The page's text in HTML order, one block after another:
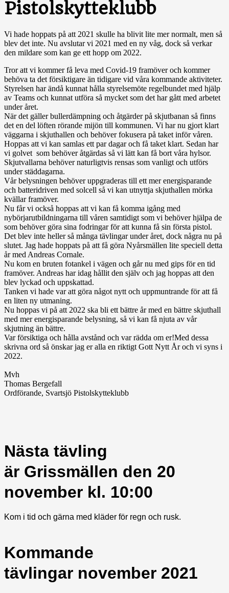
Pistolskytteklubb
Vi hade hoppats på att 2021 skulle ha blivit lite mer normalt, men så
blev det inte. Nu avslutar vi 2021 med en ny våg, dock så verkar
den mildare som kan ge ett hopp om 2022.
Tror att vi kommer få leva med Covid-19 framöver och kommer
behöva ta det försiktigare än tidigare vid våra kommande aktiviteter.
Styrelsen har ändå kunnat hålla styrelsemöte regelbundet med hjälp
av Teams och kunnat utföra så mycket som det har gått med arbetet
under året.
När det gäller bullerdämpning och åtgärder på skjutbanan så finns
det en del löften rörande mijön till kommunen. Vi har nu gjort klart
väggarna i skjuthallen och behöver fokusera på taket inför våren.
Hoppas att vi kan samlas ett par dagar och få taket klart. Sedan har
vi golvet som behöver åtgärdas så vi lätt kan få bort våra hylsor.
Skjutvallarna behöver naturligtvis rensas som vanligt och utförs
under städdagarna.
Vår belysningen behöver uppgraderas till ett mer energisparande
och batteridriven med solcell så vi kan utnyttja skjuthallen mörka
kvällar framöver.
Nu får vi också hoppas att vi kan få komma igång med
nybörjarutbildningarna till våren samtidigt som vi behöver hjälpa de
som behöver göra sina fodringar för att kunna få sin första pistol.
Det blev inte heller så många tävlingar under året, dock några nu på
slutet. Jag hade hoppats på att få göra Nyårsmällen lite speciell detta
år med Andreas Cornale.
Nu kom en bruten fotankel i vägen och går nu med gips för en tid
framöver. Andreas har idag hållit den själv och jag hoppas att den
blev lyckad och uppskattad.
Tanken vi hade var att göra något nytt och uppmuntrande för att få
en liten ny utmaning.
Nu hoppas vi på att 2022 ska bli ett bättre år med en bättre skjuthall
med mer energisparande belysning, så vi kan få njuta av vår
skjutning än bättre.
Var försiktiga och hålla avstånd och var rädda om er!Med dessa
skrivna ord så önskar jag er alla en riktigt Gott Nytt År och vi syns i
2022.
Mvh
Thomas Bergefall
Ordförande, Svartsjö Pistolskytteklubb
Nästa tävling
är Grissmällen den 20
november kl. 10:00
Kom i tid och gärna med kläder för regn och rusk.
Kommande
tävlingar november 2021